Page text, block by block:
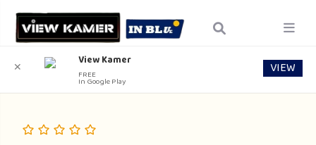
✕ View Kamer
FREE
In Google Play
VIEW